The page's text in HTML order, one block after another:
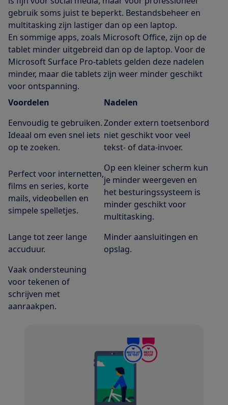
gebruik soms juist te beperkt. Bestandsbeheer en
multitasking zijn lastiger dan op een laptop.
En sommige apps, zoals Microsoft Office, zijn op de
tablet minder uitgebreid dan op de laptop. Voor de
Microsoft Surface Pro-tablets gelden deze nadelen
minder, maar die tablets zijn weer minder geschikt
voor ontspanning.
Voordelen
Nadelen
Eenvoudig te gebruiken.
Ideaal om even snel iets
op te zoeken.
Zonder extern toetsenbord
niet geschikt voor veel
tekst- of data-invoer.
Perfect voor internetten,
films en series, korte
mails, videobellen en
simpele spelletjes.
Op een kleiner scherm kun
je minder weergeven en
het besturingssysteem is
minder geschikt voor
multitasking.
Lange tot zeer lange
accuduur.
Minder aansluitingen en
opslag.
Vaak ondersteuning
voor tekenen of
schrijven met
aanraakpen.